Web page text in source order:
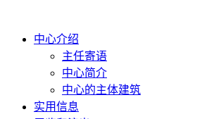
中心介绍
主任寄语
中心简介
中心的主体建筑
实用信息